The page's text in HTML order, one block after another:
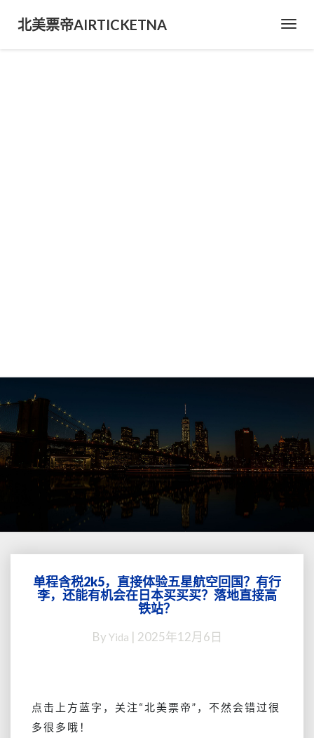
北美票帝AIRTICKETNA
单
程
含
2k5，
验
单程含税2k5，直接体验五星航空回国？有行
李，还能有机会在日本买买买？落地直接高
铁站？
By Yida 2025年12月6日
点击上方蓝字，关注 “北美票帝” ，不然会错过很
多很多哦！